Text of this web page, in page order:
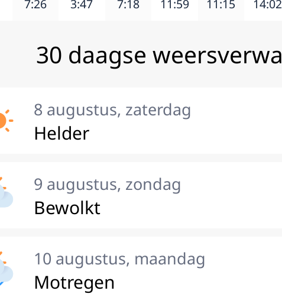
7:26 3:47 7:18 11:59 11:15 14:02
30 daagse
8 augustus, zaterdag
Helder
9 augustus, zondag
Bewolkt
10 augustus, maandag
Motregen